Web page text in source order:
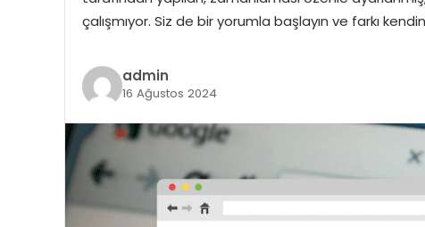
çalışmıyor. Siz de bir yorumla başlayın ve farkı
admin
16 Ağustos 2024